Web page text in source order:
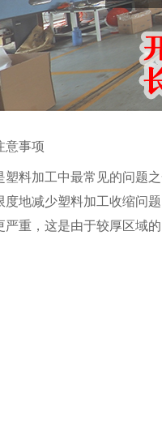
意事项
塑料加工中最常见的问题
度地减少塑料加工收缩问
严重，这是由于较厚区域的